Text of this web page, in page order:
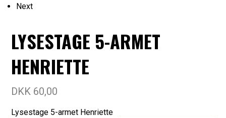
Next
LYSESTAGE 5-ARMET
HENRIETTE
DKK 60,00
Lysestage 5-armet Henriette